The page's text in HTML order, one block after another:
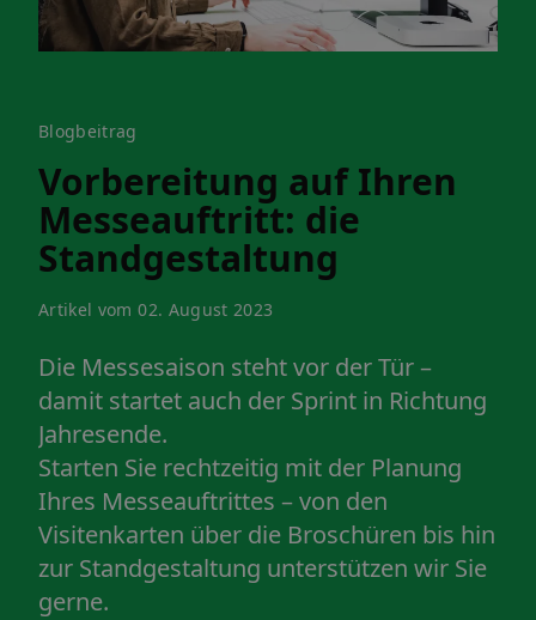
Blogbeitrag
Vorbereitung auf Ihren
Messeauftritt: die
Standgestaltung
Artikel vom 02. August 2023
Die Messesaison steht vor der Tür –
damit startet auch der Sprint in Richtung
Jahresende.
Starten Sie rechtzeitig mit der Planung
Ihres Messeauftrittes – von den
Visitenkarten über die Broschüren bis hin
zur Standgestaltung unterstützen wir Sie
gerne.